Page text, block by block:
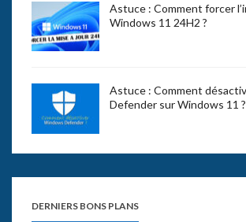
Astuce : Comment forcer
Windows 11 24H2 ?
Astuce : Comment
Defender sur Windows 11 ?
DERNIERS BONS PLANS